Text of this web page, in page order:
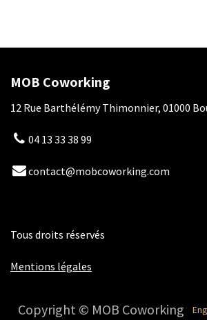
MOB Coworking
12 Rue Barthélémy Thimonnier, 01000
04 13 33 38 99
contact@mobcoworking.com
Tous droits réservés
Mentions légales
Copyright © MOB Coworking